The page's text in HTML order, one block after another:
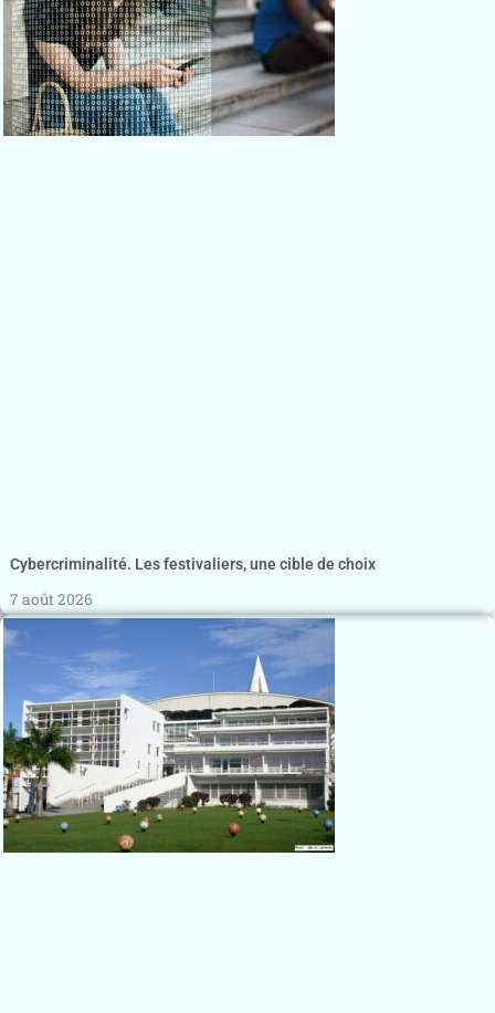
Cybercriminalité. Les festivaliers, une cible de choix
7 août 2026